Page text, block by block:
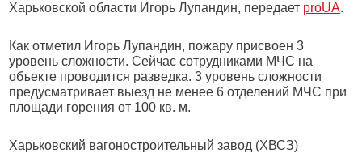
Харьковской области Игорь Лупандин, передает proUA.
Как отметил Игорь Лупандин, пожару присвоен 3
уровень сложности. Сейчас сотрудниками МЧС на
объекте проводится разведка. 3 уровень сложности
предусматривает выезд не менее 6 отделений МЧС при
площади горения от 100 кв. м.
Харьковский вагоностроительный завод (ХВСЗ)